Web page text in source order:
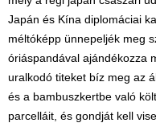
Japán és Kína diplomáciai
méltóképp ünnepeljék meg
óriáspandával ajándékozza
uralkodó titeket bíz meg az
és a bambuszkertbe való
parcelláit, és gondját kell